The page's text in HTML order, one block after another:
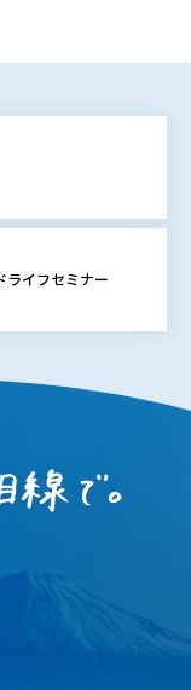
ライフセミナー